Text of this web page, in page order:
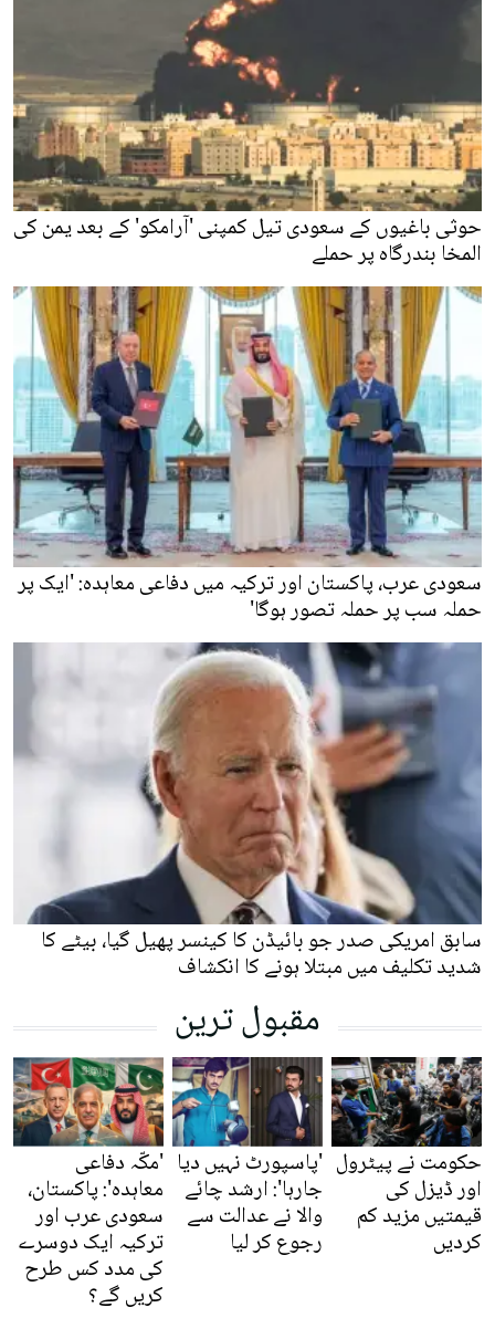
حوثی باغیوں کے سعودی تیل کمپنی 'آرامکو' کے بعد یمن کی
المخا بندرگاہ پر حملے
سعودی عرب، پاکستان اور ترکیہ میں دفاعی معاہدہ: 'ایک پر
حملہ سب پر حملہ تصور ہوگا'
سابق امریکی صدر جو بائیڈن کا کینسر پھیل گیا، بیٹے کا
شدید تکلیف میں مبتلا ہونے کا انکشاف
مقبول ترین
حکومت نے پیٹرول
اور ڈیزل کی
قیمتیں مزید کم
کردیں
'پاسپورٹ نہیں دیا
جارہا': ارشد چائے
والا نے عدالت سے
رجوع کر لیا
'مکّہ دفاعی
معاہدہ': پاکستان،
سعودی عرب اور
ترکیہ ایک دوسرے
کی مدد کس طرح
کریں گے؟